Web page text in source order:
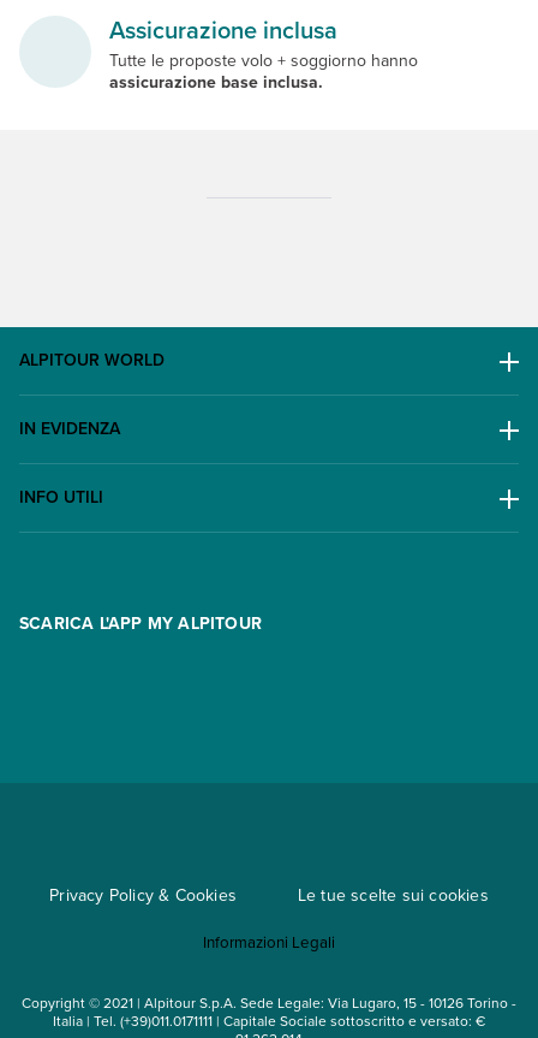
Assicurazione inclusa
Tutte le proposte volo + soggiorno hanno
assicurazione base inclusa.
ALPITOUR WORLD
AWARD
Lavora con noi
Contatti
Assicurazioni
IN EVIDENZA
Escursioni
INFO UTILI
FAQ
Condizioni generali di contratto
Mappa del sito
SCARICA L'APP MY ALPITOUR
Privacy Policy & Cookies Le tue scelte sui cookies
Informazioni Legali
Copyright © 2021 | Alpitour S.p.A. Sede Legale: Via Lugaro, 15 - 10126 Torino -
Italia | Tel. (+39)011.0171111 | Capitale Sociale sottoscritto e versato: €